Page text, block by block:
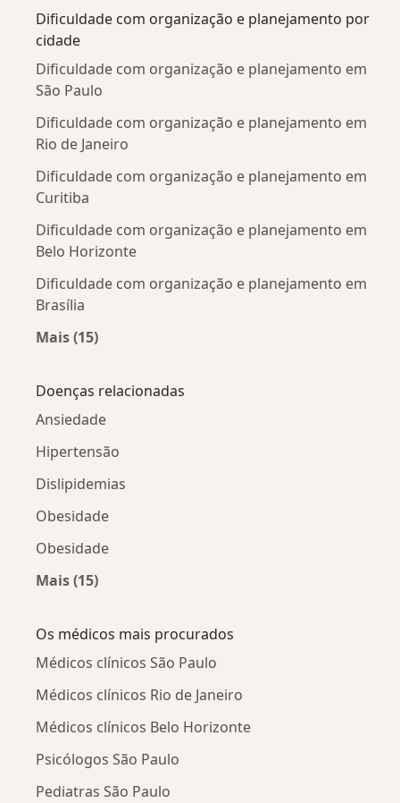
Dificuldade com organização e planejamento por
cidade
Dificuldade com organização e planejamento em
São Paulo
Dificuldade com organização e planejamento em
Rio de Janeiro
Dificuldade com organização e planejamento em
Curitiba
Dificuldade com organização e planejamento em
Belo Horizonte
Dificuldade com organização e planejamento em
Brasília
Mais (15)
Doenças relacionadas
Ansiedade
Hipertensão
Dislipidemias
Obesidade
Obesidade
Mais (15)
Os médicos mais procurados
Médicos clínicos São Paulo
Médicos clínicos Rio de Janeiro
Médicos clínicos Belo Horizonte
Psicólogos São Paulo
Pediatras São Paulo